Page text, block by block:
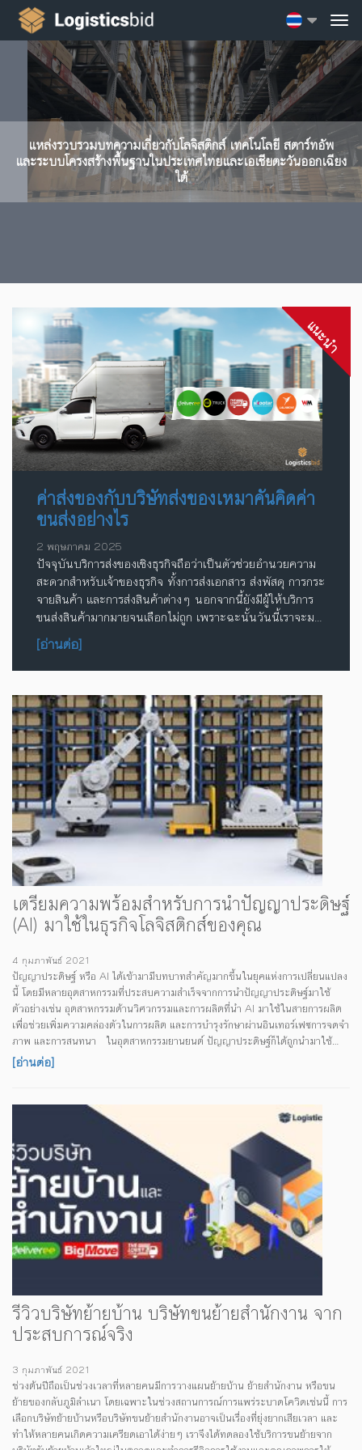
แหล่งรวบรวมบทความเกี่ยวกับโลจิสติกส์ เทคโนโลยี สตาร์ทอัพ
และระบบโครงสร้างพื้นฐานในประเทศไทยและเอเชียตะวันออกเฉียง
ใต้
แนะนำ
ค่าส่งของกับบริษัทส่งของเหมาคันคิดค่า
ขนส่งอย่างไร
2 พฤษภาคม 2025
ปัจจุบันบริการส่งของเชิงธุรกิจถือว่าเป็นตัวช่วยอำนวยความ
สะดวกสำหรับเจ้าของธุรกิจ ทั้งการส่งเอกสาร ส่งพัสดุ การกระ
จายสินค้า และการส่งสินค้าต่างๆ นอกจากนี้ยังมีผู้ให้บริการ
ขนส่งสินค้ามากมายจนเลือกไม่ถูก เพราะฉะนั้นวันนี้เราจะมา
เปรียบเทียบค่าส่งของ และค่าบริการขนส่งของเหมาคันในปี
2025 ทั้งหมด 6 ผู้ให้บริการด้วยกัน ได้แก่ บริษัทขนส่ง
360Truck บริษัทขนส่ง Deliveree บริษัทขนส่ง The ...
[อ่านต่อ]
เตรียมความพร้อมสำหรับการนำปัญญาประดิษฐ์
(AI) มาใช้ในธุรกิจโลจิสติกส์ของคุณ
4 กุมภาพันธ์ 2021
ปัญญาประดิษฐ์ หรือ AI ได้เข้ามามีบทบาทสำคัญมากขึ้นในยุคแห่งการเปลี่ยนแปลง
นี้ โดยมีหลายอุตสาหกรรมที่ประสบความสำเร็จจากการนำปัญญาประดิษฐ์มาใช้
ตัวอย่างเช่น อุตสาหกรรมด้านวิศวกรรมและการผลิตที่นำ AI มาใช้ในสายการผลิต
เพื่อช่วยเพิ่มความคล่องตัวในการผลิต และการบำรุงรักษาผ่านอินเทอร์เฟซการจดจำ
ภาพ และการสนทนา ในอุตสาหกรรมยานยนต์ ปัญญาประดิษฐ์ก็ได้ถูกนำมาใช้
อย่างกว้างขวาง เพื่อเพิ่มขีดความสามารถในการเรียนรู้ด้วยตนเองของยานยนต์ขับ
[อ่านต่อ]
รีวิวบริษัทย้ายบ้าน บริษัทขนย้ายสำนักงาน จาก
ประสบการณ์จริง
3 กุมภาพันธ์ 2021
ช่วงต้นปีถือเป็นช่วงเวลาที่หลายคนมีการวางแผนย้ายบ้าน ย้ายสำนักงาน หรือขน
ย้ายของกลับภูมิลําเนา โดยเฉพาะในช่วงสถานการณ์การแพร่ระบาดโควิดเช่นนี้ การ
เลือกบริษัทย้ายบ้านหรือบริษัทขนย้ายสำนักงานอาจเป็นเรื่องที่ยุ่งยากเสียเวลา และ
ทำให้หลายคนเกิดความเครียดเอาได้ง่ายๆ เราจึงได้ทดลองใช้บริการขนย้ายจาก